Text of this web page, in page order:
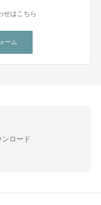
せはこちら
ーム
ンロード